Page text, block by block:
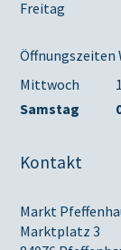
Freitag
Mittwoch
Samstag
Kontakt
Markt
Marktplatz 3